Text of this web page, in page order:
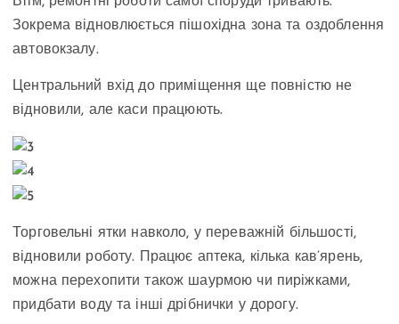
Зокрема відновлюється пішохідна зона та оздоблення
автовокзалу.
Центральний вхід до приміщення ще повністю не
відновили, але каси працюють.
Торговельні ятки навколо, у переважній більшості,
відновили роботу. Працює аптека, кілька кав’ярень,
можна перехопити також шаурмою чи пиріжками,
придбати воду та інші дрібнички у дорогу.